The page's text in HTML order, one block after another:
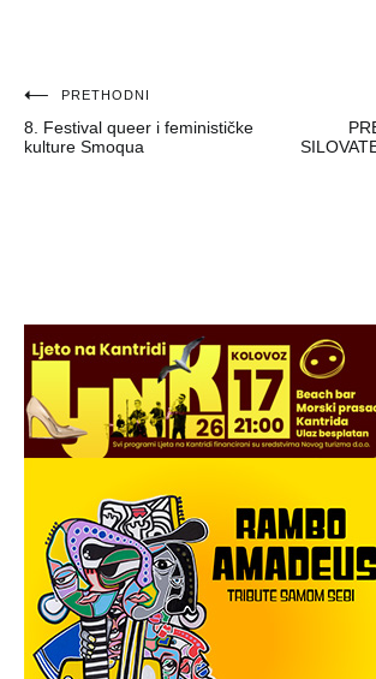
Navigacija
objava
PRETHODNI
8. Festival queer i feminističke
kulture Smoqua